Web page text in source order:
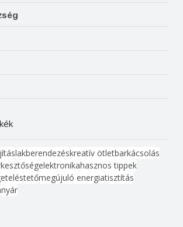
lakberendezéskreatív ötletbarkácsolás
elektronikahasznos tippek
tetőmegújuló energiatisztítás
nyár